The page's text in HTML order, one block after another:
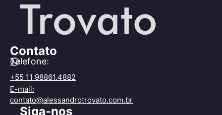
Contato
Telefone:
+55 11 98861.4882
E-mail:
contato@alessandrotrovato.com.br
Siga-nos